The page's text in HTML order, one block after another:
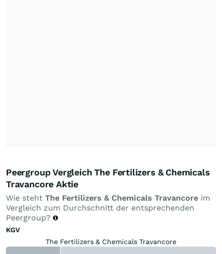
Peergroup Vergleich The Fertilizers & Chemicals
Travancore Aktie
Wie steht The Fertilizers & Chemicals Travancore im
Vergleich zum Durchschnitt der entsprechenden
Peergroup?
KGV
The Fertilizers & Chemicals Travancore